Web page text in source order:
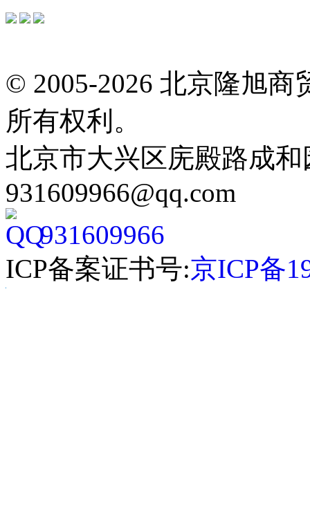
© 2005-2026 北京隆旭
所有权利。
北京市大兴区庑殿路成和
931609966@qq.com
931609966
ICP备案证书号:京ICP备